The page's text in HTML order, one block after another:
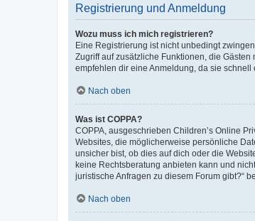
Registrierung und Anmeldung
Wozu muss ich mich registrieren?
Eine Registrierung ist nicht unbedingt
Zugriff auf zusätzliche Funktionen, die
empfehlen dir eine Anmeldung, da sie
Nach oben
Was ist COPPA?
COPPA, ausgeschrieben Children’s Online
Websites, die möglicherweise persönliche
unsicher bist, ob dies auf dich oder die
keine Rechtsberatung anbieten kann und
juristische Anfragen zu diesem Forum gibt?“
Nach oben